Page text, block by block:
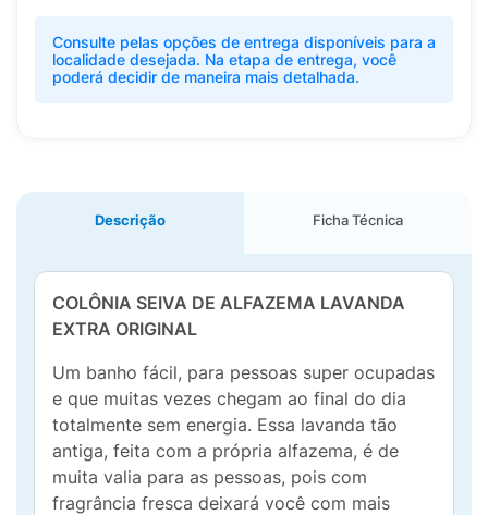
Consulte pelas opções de entrega disponíveis para a
localidade desejada. Na etapa de entrega, você
poderá decidir de maneira mais detalhada.
Descrição Ficha Técnica
COLÔNIA SEIVA DE ALFAZEMA LAVANDA
EXTRA ORIGINAL
Um banho fácil, para pessoas super ocupadas
e que muitas vezes chegam ao final do dia
totalmente sem energia. Essa lavanda tão
antiga, feita com a própria alfazema, é de
muita valia para as pessoas, pois com
fragrância fresca deixará você com mais